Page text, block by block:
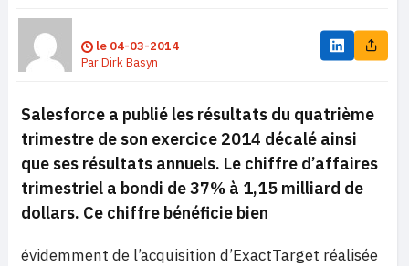
le 04-03-2014
ParDirk Basyn
Salesforce a publié les résultats du quatrième
trimestre de son exercice 2014 décalé ainsi
que ses résultats annuels. Le chiffre d’affaires
trimestriel a bondi de 37% à 1,15 milliard de
dollars. Ce chiffre bénéficie bien
évidemment de l’acquisition d’ExactTarget réalisée